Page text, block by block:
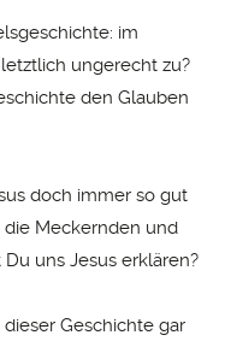
im
ungerecht zu?
den Glauben
doch immer so gut
die Meckernden und
uns Jesus erklären?
dieser Geschichte gar